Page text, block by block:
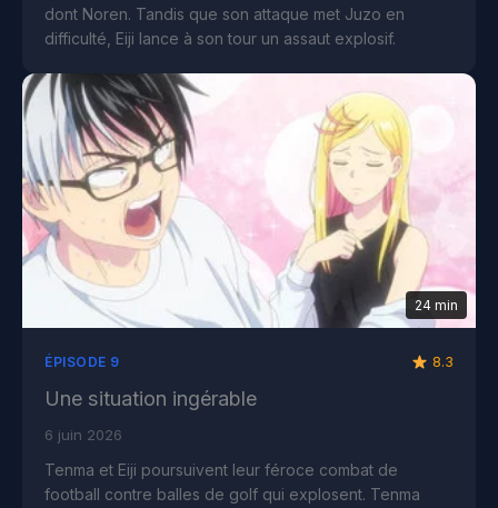
dont Noren. Tandis que son attaque met Juzo en
difficulté, Eiji lance à son tour un assaut explosif.
24 min
ÉPISODE 9 8.3
Une situation ingérable
6 juin 2026
Tenma et Eiji poursuivent leur féroce combat de
football contre balles de golf qui explosent. Tenma